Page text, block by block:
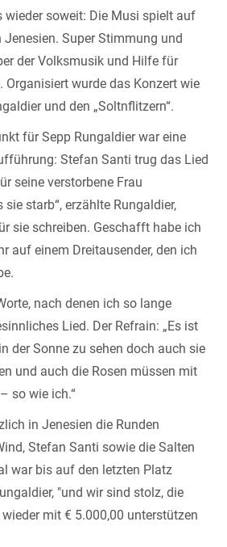
wieder soweit: Die Musi spielt auf
Super Stimmung und
der Volksmusik und Hilfe für
Organisiert wurde das Konzert wie
und den „Soltnflitzern“.
für Sepp Rungaldier war eine
Stefan Santi trug das Lied
seine verstorbene Frau
sie starb“, erzählte Rungaldier,
sie schreiben. Geschafft habe ich
auf einem Dreitausender, den ich
nach denen ich so lange
Lied. Der Refrain: „Es ist
der Sonne zu sehen doch auch sie
und auch die Rosen müssen mit
so wie ich.“
in Jenesien die Runden
Stefan Santi sowie die Salten
war bis auf den letzten Platz
"und wir sind stolz, die
mit € 5.000,00 unterstützen